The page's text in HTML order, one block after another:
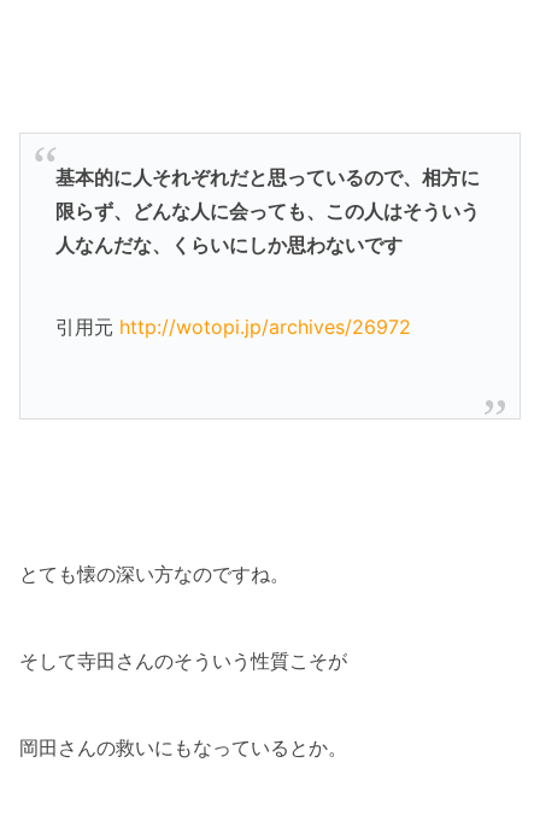
基本的に人それぞれだと思っているので、相方に
限らず、どんな人に会っても、この人はそういう
人なんだな、くらいにしか思わないです
引用元 http://wotopi.jp/archives/26972
とても懐の深い方なのですね。
そして寺田さんのそういう性質こそが
岡田さんの救いにもなっているとか。